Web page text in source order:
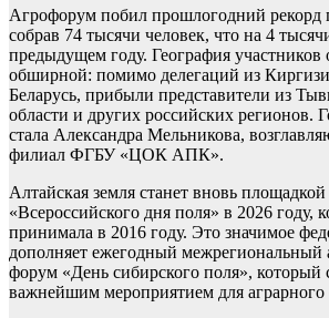
Агрофорум побил прошлогодний рекорд
собрав 74 тысячи человек, что на 4
предыдущем году. География участников
обширной: помимо делегаций из
Беларусь, прибыли представители из
области и других российских регионов.
стала Александра Мельникова,
филиал ФГБУ «ЦОК АПК».
Алтайская земля станет вновь площадкой
«Всероссийского дня поля» в 2026 году,
принимала в 2016 году. Это значимое
дополняет ежегодный
форум «День сибирского поля», который
важнейшим мероприятием для